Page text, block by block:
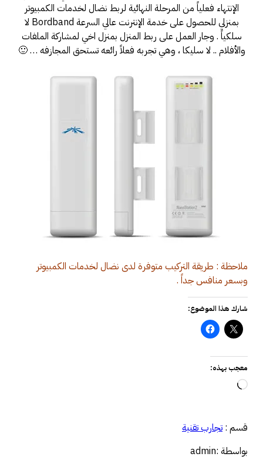
الإنتهاء فعلياً من المرحلة النهائية لربط نضال لخدمات الكمبيوتر
بمنزلي للحصول على خدمة الإنترنت عالي السرعة Bordband لا
سلكياً . وجار العمل على ربط المنزل بمنزل اخي لمشاركة الملفات
والأفلام .. لا سليكا ، وهي تجربه فعلاً رائعه تستحق المجازفه … 🙂
ملاحظة : طريقة التركيب متوفرة لدى نضال لخدمات الكمبيوتر
وبسعر منافس جداً .
شارك هذا الموضوع:
معجب بهذه:
جاري
قسم : تجارب تقنية
بواسطة :admin